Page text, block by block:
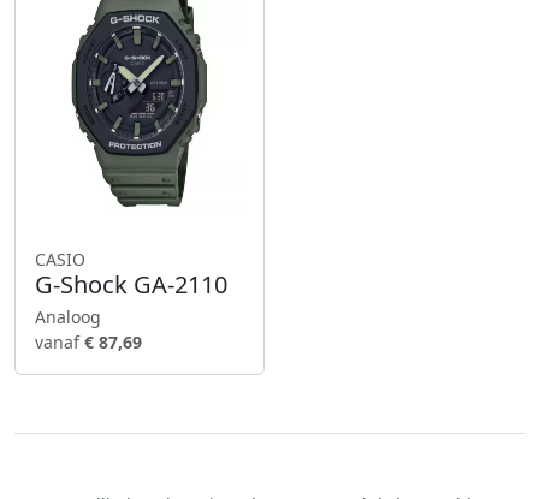
CASIO
G-Shock GA-2110
Analoog
vanaf€ 87,69